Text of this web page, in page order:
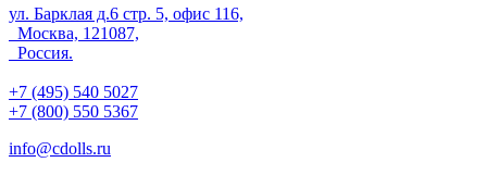
ул. Барклая д.6 стр. 5, офис 116,
Москва, 121087,
Россия.
+7 (495) 540 5027
+7 (800) 550 5367
info@cdolls.ru